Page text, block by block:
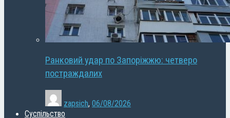
Ранковий удар по Запоріжжю: четверо
постраждалих
zapsich, 06/08/2026
Суспільство